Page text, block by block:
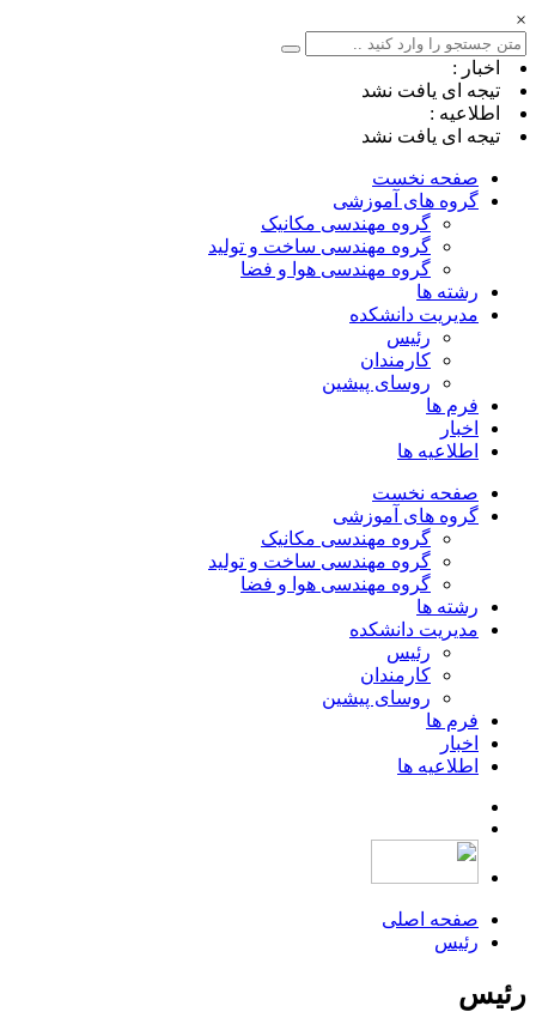
×
اخبار :
تیجه ای یافت نشد
اطلاعیه :
تیجه ای یافت نشد
صفحه نخست
گروه های آموزشی
گروه مهندسی مکانیک
گروه مهندسی ساخت و تولید
گروه مهندسی هوا و فضا
رشته ها
مدیریت دانشکده
رئیس
کارمندان
روسای پیشین
فرم ها
اخبار
اطلاعیه ها
صفحه نخست
گروه های آموزشی
گروه مهندسی مکانیک
گروه مهندسی ساخت و تولید
گروه مهندسی هوا و فضا
رشته ها
مدیریت دانشکده
رئیس
کارمندان
روسای پیشین
فرم ها
اخبار
اطلاعیه ها
صفحه اصلی
رئیس
رئیس